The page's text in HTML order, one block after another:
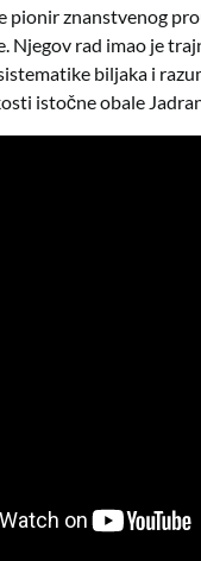
pionir znanstvenog
Njegov rad imao je
biljaka i
istočne obale